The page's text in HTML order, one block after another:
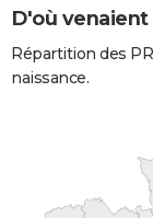
D'où venaient
Répartition des
naissance.